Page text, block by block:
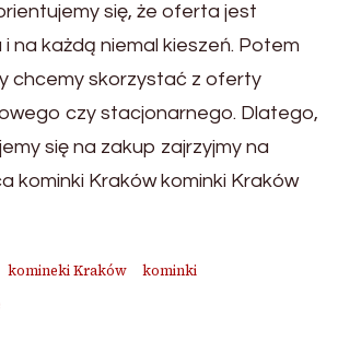
się, że oferta jest
na każdą niemal kieszeń. Potem
chcemy skorzystać z oferty
czy stacjonarnego. Dlatego,
się na zakup zajrzyjmy na
kominki Kraków kominki Kraków
komineki Kraków
kominki